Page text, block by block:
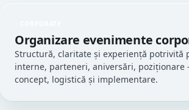
Organizare evenimente
Structură, claritate și experiență potrivită
interne, parteneri, aniversări,
concept, logistică și implementare.